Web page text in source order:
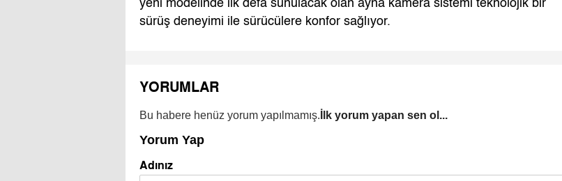
yeni modelinde ilk defa sunulacak olan ayna kamera sistemi teknolojik bir
sürüş deneyimi ile sürücülere konfor sağlıyor.
YORUMLAR
Bu habere henüz yorum yapılmamış. İlk yorum yapan sen ol...
Yorum Yap
Adınız